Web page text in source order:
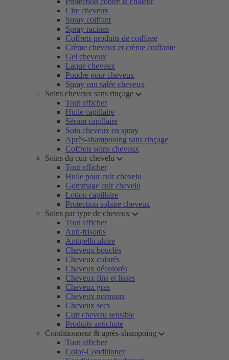
Cire cheveux
Spray coiffant
Spray racines
Coffrets produits de coiffage
Crème cheveux et crème coiffante
Gel cheveux
Laque cheveux
Poudre pour cheveux
Spray eau salée cheveux
Soins cheveux sans rinçage
Tout afficher
Huile capillaire
Sérum capillaire
Soin cheveux en spray
Après-shampooing sans rinçage
Coffrets soins cheveux
Soins du cuir chevelu
Tout afficher
Huile pour cuir chevelu
Gommage cuir chevelu
Lotion capillaire
Protection solaire cheveux
Soins par type de cheveux
Tout afficher
Anti-frisottis
Antipelliculaire
Cheveux bouclés
Cheveux colorés
Cheveux décolorés
Cheveux fins et lisses
Cheveux gras
Cheveux normaux
Cheveux secs
Cuir chevelu sensible
Produits antichute
Conditionneur & après-shampoing
Tout afficher
Color-Conditioner